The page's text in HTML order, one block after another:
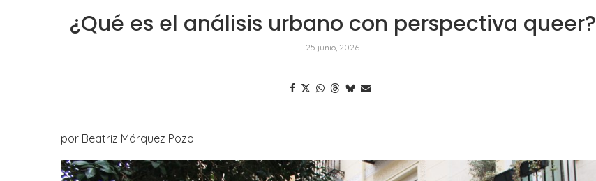
¿Qué es el análisis urbano con perspectiva queer?
25 junio, 2026
por Beatriz Márquez Pozo